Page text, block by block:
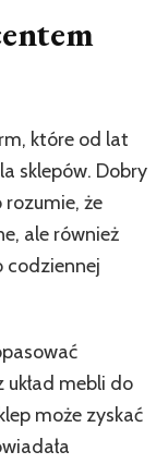
które od lat
sklepów. Dobry
że
ale również
codziennej
mebli do
może zyskać